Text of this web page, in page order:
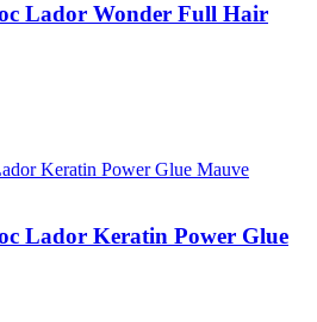
Lador Wonder Full Hair
Lador Keratin Power Glue